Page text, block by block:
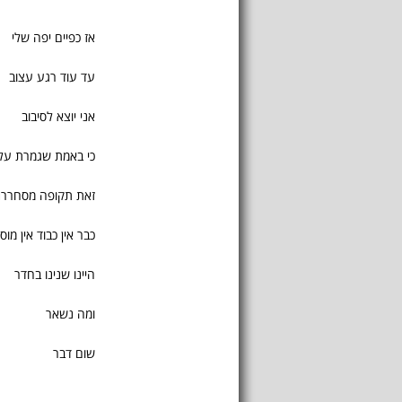
אז כפיים יפה שלי
עד עוד רגע עצוב
אני יוצא לסיבוב
כי באמת שגמרת
זאת תקופה
כבר אין כבוד אין
היינו שנינו בחדר
ומה נשאר
שום דבר